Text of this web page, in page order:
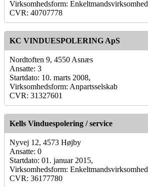
Virksomhedsform: Enkeltmandsvirksomhed
CVR: 40707778
KC VINDUESPOLERING ApS
Nordtoften 9, 4550 Asnæs
Ansatte: 3
Startdato: 10. marts 2008,
Virksomhedsform: Anpartsselskab
CVR: 31327601
Kells Vinduespolering / service
Nyvej 12, 4573 Højby
Ansatte: 0
Startdato: 01. januar 2015,
Virksomhedsform: Enkeltmandsvirksomhed
CVR: 36177780